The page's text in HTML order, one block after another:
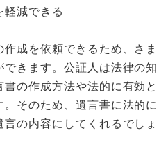
軽減できる
成を依頼できるため、さま
きます。公証人は法律の知
の作成方法や法的に有効と
そのため、遺言書に法的に
の内容にしてくれるでしょ